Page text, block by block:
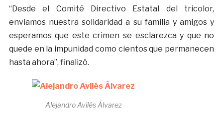
“Desde el Comité Directivo Estatal del tricolor,
enviamos nuestra solidaridad a su familia y amigos y
esperamos que este crimen se esclarezca y que no
quede en la impunidad como cientos que permanecen
hasta ahora”, finalizó.
Alejandro Avilés Álvarez